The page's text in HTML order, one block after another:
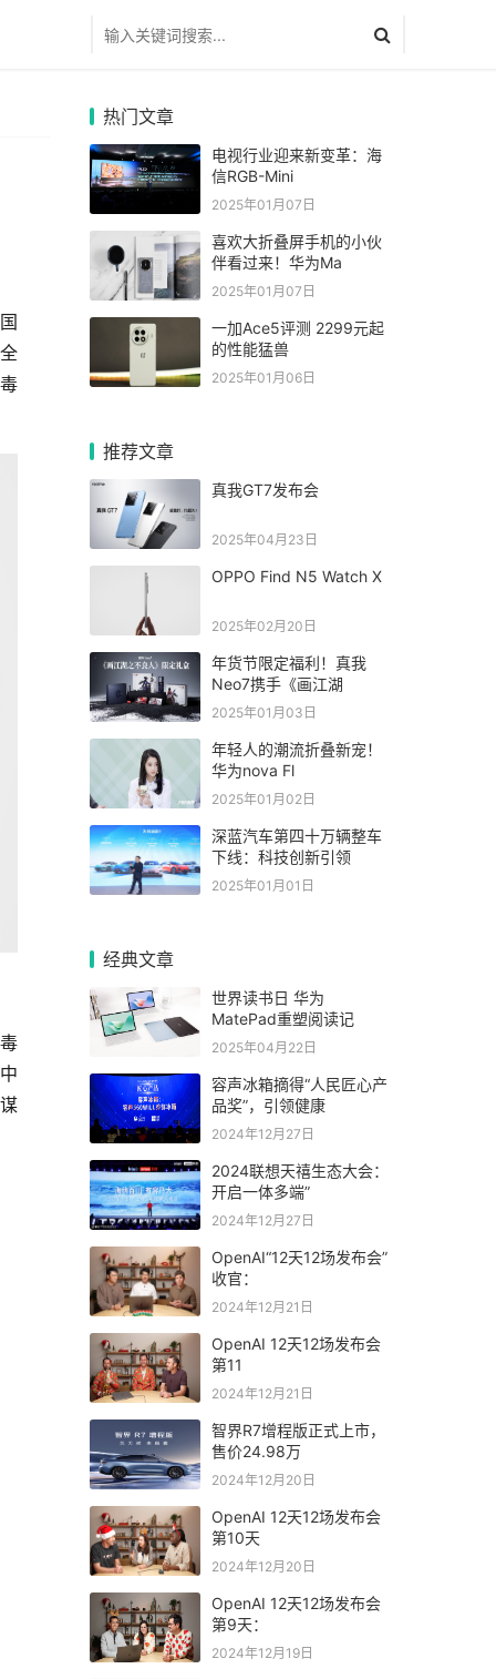
热门文章
电视行业迎来新变革：海
信RGB-Mini
2025年01月07日
喜欢大折叠屏手机的小伙
伴看过来！华为Ma
2025年01月07日
一加Ace5评测 2299元起
的性能猛兽
2025年01月06日
推荐文章
真我GT7发布会
2025年04月23日
OPPO Find N5 Watch X
2025年02月20日
年货节限定福利！真我
Neo7携手《画江湖
2025年01月03日
年轻人的潮流折叠新宠！
华为nova Fl
2025年01月02日
深蓝汽车第四十万辆整车
下线：科技创新引领
2025年01月01日
经典文章
世界读书日 华为
MatePad重塑阅读记
2025年04月22日
容声冰箱摘得“人民匠心产
品奖”，引领健康
2024年12月27日
2024联想天禧生态大会：
开启一体多端”
2024年12月27日
OpenAI“12天12场发布会”
收官：
2024年12月21日
OpenAI 12天12场发布会
第11
2024年12月21日
智界R7增程版正式上市，
售价24.98万
2024年12月20日
OpenAI 12天12场发布会
第10天
2024年12月20日
OpenAI 12天12场发布会
第9天：
2024年12月19日